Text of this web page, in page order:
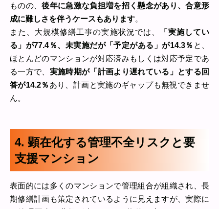
ものの、後年に急激な負担増を招く懸念があり、合意形
成に難しさを伴うケースもあります。
また、大規模修繕工事の実施状況では、
「実施してい
る」が77.4％、未実施だが「予定がある」が14.3％ と、
ほとんどのマンションが対応済みもしくは対応予定であ
る一方で、 実施時期が「計画より遅れている」とする回
答が14.2％ あり、計画と実施のギャップも無視できませ
ん。
4. 顕在化する管理不全リスクと要
支援マンション
表面的には多くのマンションで管理組合が組織され、長
期修繕計画も策定されているように見えますが、実際に